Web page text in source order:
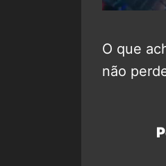
O que
não